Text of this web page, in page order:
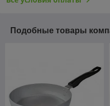
Подобные товары